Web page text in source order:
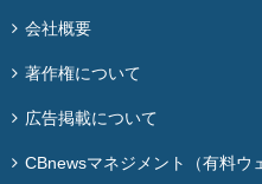
会社概要
著作権について
広告掲載について
CBnewsマネジメント（有料ウ